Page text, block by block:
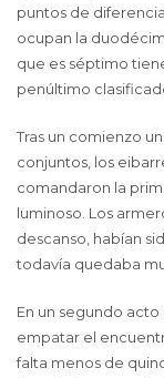
puntos de
ocupan la
que es séptimo
penúltimo
Tras un comienzo
conjuntos, los
comandaron la
luminoso. Los
descanso, habían
todavía quedaba
En un segundo
empatar el
falta menos de